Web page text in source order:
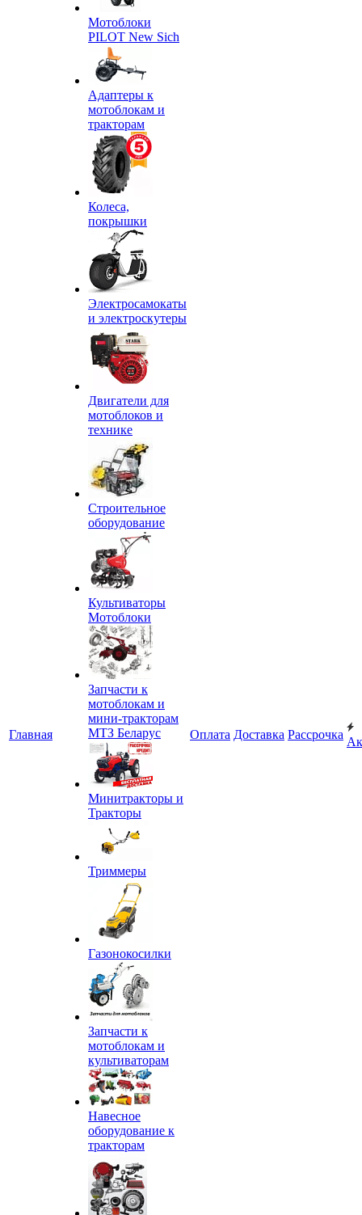
Главная
Мотоблоки
PILOT New Sich
Адаптеры к
мотоблокам и
тракторам
Колеса,
покрышки
Электросамокаты
и электроскутеры
Двигатели для
мотоблоков и
технике
Строительное
оборудование
Культиваторы
Мотоблоки
Запчасти к
мотоблокам и
мини-тракторам
МТЗ Беларус
Минитракторы и
Тракторы
Триммеры
Газонокосилки
Запчасти к
мотоблокам и
культиваторам
Навесное
оборудование к
тракторам
Оплата Доставка Рассрочка